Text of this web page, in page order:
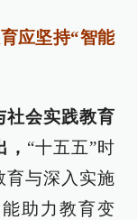
应坚持“智能
会实践教育
“十五五”时
育与深入实施
助力教育变